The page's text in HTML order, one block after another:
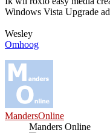
Windows Vista Upgrade
Wesley
Omhoog
MandersOnline
Manders Online